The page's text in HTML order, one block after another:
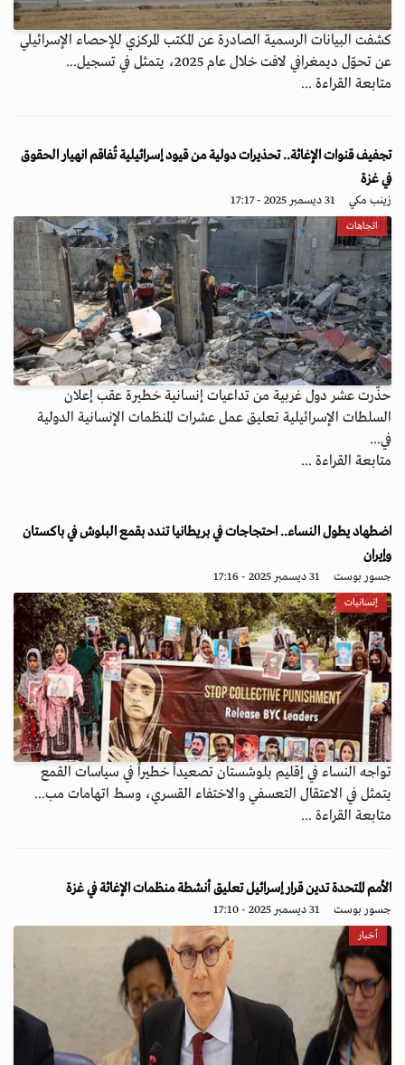
كشفت البيانات الرسمية الصادرة عن المكتب المركزي للإحصاء الإسرائيلي
عن تحوّل ديمغرافي لافت خلال عام 2025، يتمثل في تسجيل...
متابعة القراءة ...
تجفيف قنوات الإغاثة.. تحذيرات دولية من قيود إسرائيلية تُفاقم انهيار الحقوق
في غزة
زينب مكي 31 ديسمبر 2025 - 17:17
اتجاهات
حذّرت عشر دول غربية من تداعيات إنسانية خطيرة عقب إعلان
السلطات الإسرائيلية تعليق عمل عشرات المنظمات الإنسانية الدولية
في...
متابعة القراءة ...
اضطهاد يطول النساء.. احتجاجات في بريطانيا تندد بقمع البلوش في باكستان
وإيران
جسور بوست 31 ديسمبر 2025 - 17:16
إنسانيات
تواجه النساء في إقليم بلوشستان تصعيداً خطيراً في سياسات القمع
يتمثل في الاعتقال التعسفي والاختفاء القسري، وسط اتهامات مب...
متابعة القراءة ...
الأمم المتحدة تدين قرار إسرائيل تعليق أنشطة منظمات الإغاثة في غزة
جسور بوست 31 ديسمبر 2025 - 17:10
أخبار